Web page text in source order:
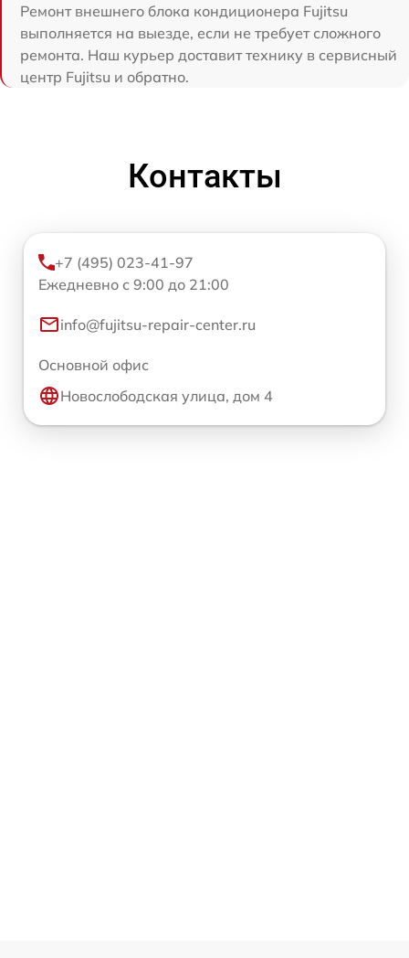
Ремонт внешнего блока кондиционера Fujitsu
выполняется на выезде, если не требует сложного
ремонта. Наш курьер доставит технику в сервисный
центр Fujitsu и обратно.
Контакты
+7 (495) 023-41-97
Ежедневно с 9:00 до 21:00
info@fujitsu-repair-center.ru
Основной офис
Новослободская улица, дом 4